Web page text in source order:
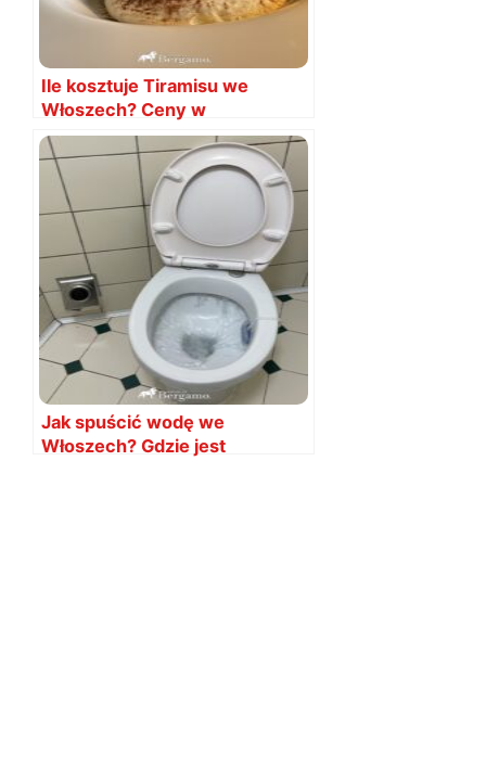
Ile kosztuje Tiramisu we
Włoszech? Ceny w
restauracjach
Jak spuścić wodę we
Włoszech? Gdzie jest